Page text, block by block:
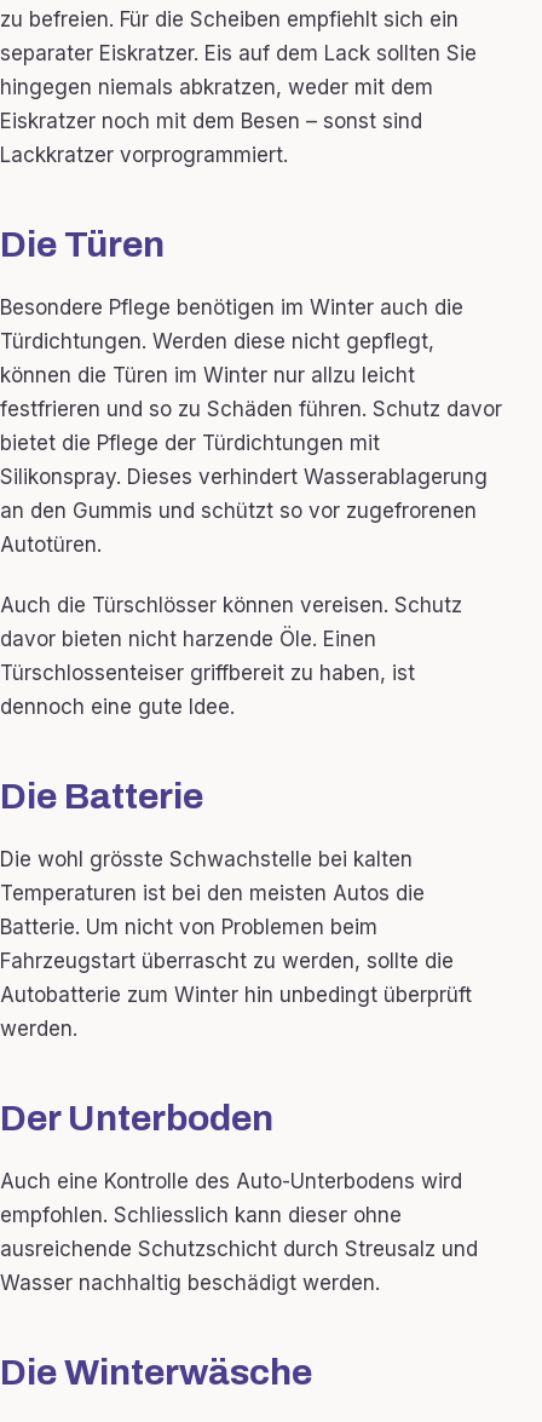
zu befreien. Für die Scheiben empfiehlt sich ein
separater Eiskratzer. Eis auf dem Lack sollten Sie
hingegen niemals abkratzen, weder mit dem
Eiskratzer noch mit dem Besen – sonst sind
Lackkratzer vorprogrammiert.
Die Türen
Besondere Pflege benötigen im Winter auch die
Türdichtungen. Werden diese nicht gepflegt,
können die Türen im Winter nur allzu leicht
festfrieren und so zu Schäden führen. Schutz davor
bietet die Pflege der Türdichtungen mit
Silikonspray. Dieses verhindert Wasserablagerung
an den Gummis und schützt so vor zugefrorenen
Autotüren.
Auch die Türschlösser können vereisen. Schutz
davor bieten nicht harzende Öle. Einen
Türschlossenteiser griffbereit zu haben, ist
dennoch eine gute Idee.
Die Batterie
Die wohl grösste Schwachstelle bei kalten
Temperaturen ist bei den meisten Autos die
Batterie. Um nicht von Problemen beim
Fahrzeugstart überrascht zu werden, sollte die
Autobatterie zum Winter hin unbedingt überprüft
werden.
Der Unterboden
Auch eine Kontrolle des Auto-Unterbodens wird
empfohlen. Schliesslich kann dieser ohne
ausreichende Schutzschicht durch Streusalz und
Wasser nachhaltig beschädigt werden.
Die Winterwäsche